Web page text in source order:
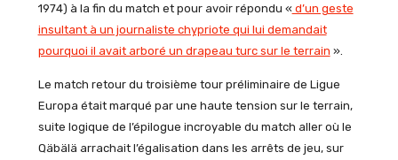
1974) à la fin du match et pour avoir répondu «d’un geste
insultant à un journaliste chypriote qui lui demandait
pourquoi il avait arboré un drapeau turc sur le terrain ».
Le match retour du troisième tour préliminaire de Ligue
Europa était marqué par une haute tension sur le terrain,
suite logique de l’épilogue incroyable du match aller où le
Qäbälä arrachait l’égalisation dans les arrêts de jeu, sur